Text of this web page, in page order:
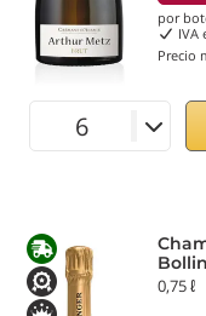
por
IVA
Precio
0,75 ℓ